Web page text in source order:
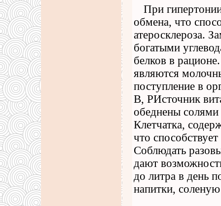
При
обмена, что
атеросклероза.
богатыми
белков в
являются
поступление в
В, РИсточник
обеднены
Клетчатка,
что
Соблюдать
дают
до литра в день
напитки,